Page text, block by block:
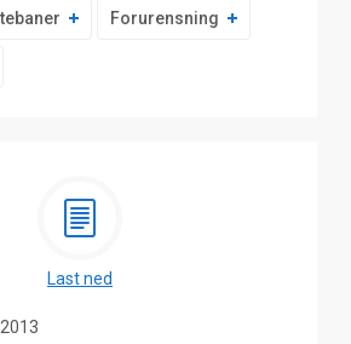
Forurensning
Last ned
2013